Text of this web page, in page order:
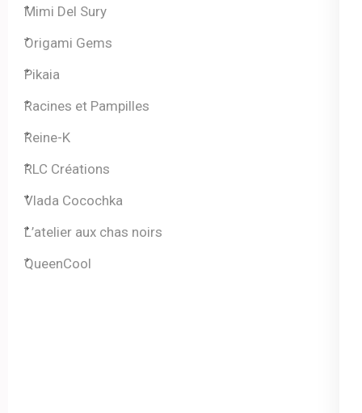
Mimi Del Sury
Origami Gems
Pikaia
Racines et Pampilles
Reine-K
RLC Créations
Vlada Cocochka
L’atelier aux chas noirs
QueenCool